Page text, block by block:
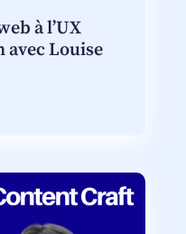
à l’UX
Louise